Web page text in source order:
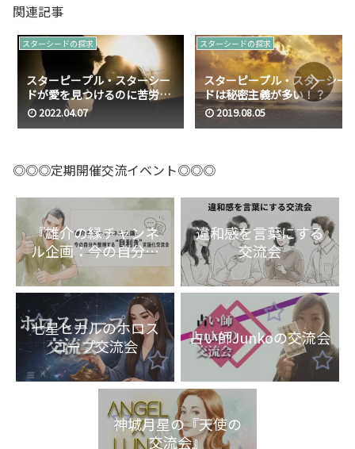
関連記事
スターシードの探求
スターピープル・スターシー
ドが愛を見つけるのに苦労す
る理由
2022.04.07
スターシードの探求
スターピープル・スターシー
ドは秘密主義が多い！？
2019.08.05
◎◎◎定期開催交流イベント◎◎◎
『雄介の縁チャンネ
ル企画：今の自分を
整理する“目利き”言
語化交流会』
違和感を言葉にする
交流会
七星ヒカルのホロス
コープ交流会
占い師Junkoの交流会
神城月星の『天使の
交流会』